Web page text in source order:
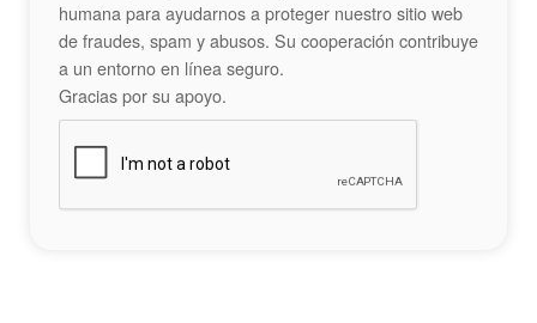
humana para ayudarnos a proteger nuestro sitio web
de fraudes, spam y abusos. Su cooperación contribuye
a un entorno en línea seguro.
Gracias por su apoyo.